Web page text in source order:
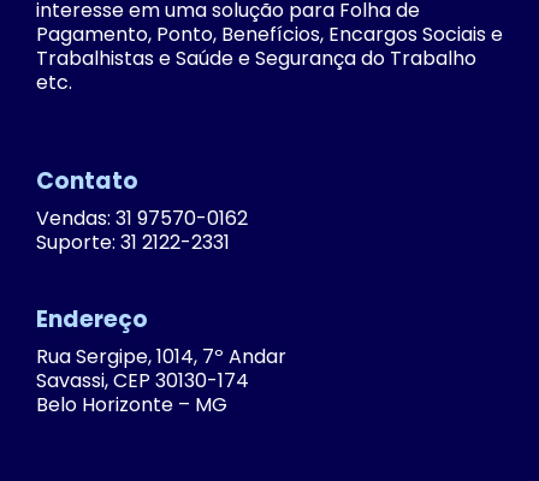
interesse em uma solução para Folha de
Pagamento, Ponto, Benefícios, Encargos Sociais e
Trabalhistas e Saúde e Segurança do Trabalho
etc.
Contato
Vendas: 31 97570-0162
Suporte: 31 2122-2331
Endereço
Rua Sergipe, 1014, 7º Andar
Savassi, CEP 30130-174
Belo Horizonte – MG